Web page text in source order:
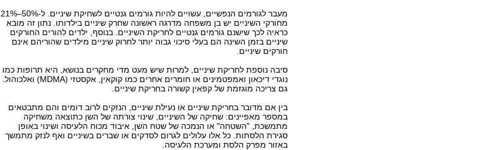
מעבר לגורמים הנפשיים, עשויים להיות גורמים גנטיים לשחיקת שיניים. ל-50%–21%
מחורקי השיניים יש בן משפחה מדרגה ראשונה שחרק שיניים בילדותו. נתון זה מובא
כראיה לכך שישנם גורמים גנטיים לחריקת השיניים. בנוסף, ילדים להורים החורקים
שיניים בזמן השינה הם בעלי סיכוי גבוה יותר לחרוק שיניים מילדים שהוריהם אינם
חורקים שיניים.
סיבה נוספת לחריקת שיניים, למרות שיש מעט מדי מחקרים בנושא, היא תרופות כמו
נוגדי דיכאון ואמפטמינים או חומרים אחרים כמו קוקאין, אקסטזי (MDMA) ואלכוהול.
גם צריכה מוגזמת של קפאין קשורה בחריקת שיניים.
בין אם מדובר בחריקת שיניים או נעילת שיניים, הנזקים לרוב דומים והם מתבטאים
במספר מאפיינים: שחיקה של השיניים, שינוי צורתה של השן כתוצאה משחיקה
מתמשכת, "השטחה" או הנמכה של שטח השן, איבוד מכוח הלעיסה ושינוי באופן
סגירת הלסתות. כל אלו עלולים לגרום לסדקים או שברים בשיניים ואף לנזק מתמשך
באזור מפרק הלסת ומערכת הלעיסה.